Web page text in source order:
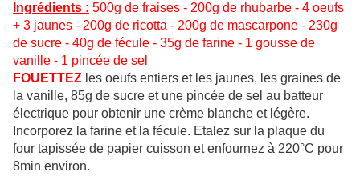
Ingrédients : 500g de fraises - 200g de rhubarbe - 4 oeufs
+ 3 jaunes - 200g de ricotta - 200g de mascarpone - 230g
de sucre - 40g de fécule - 35g de farine - 1 gousse de
vanille - 1 pincée de sel
FOUETTEZ les oeufs entiers et les jaunes, les graines de
la vanille, 85g de sucre et une pincée de sel au batteur
électrique pour obtenir une crème blanche et légère.
Incorporez la farine et la fécule. Etalez sur la plaque du
four tapissée de papier cuisson et enfournez à 220°C pour
8min environ.